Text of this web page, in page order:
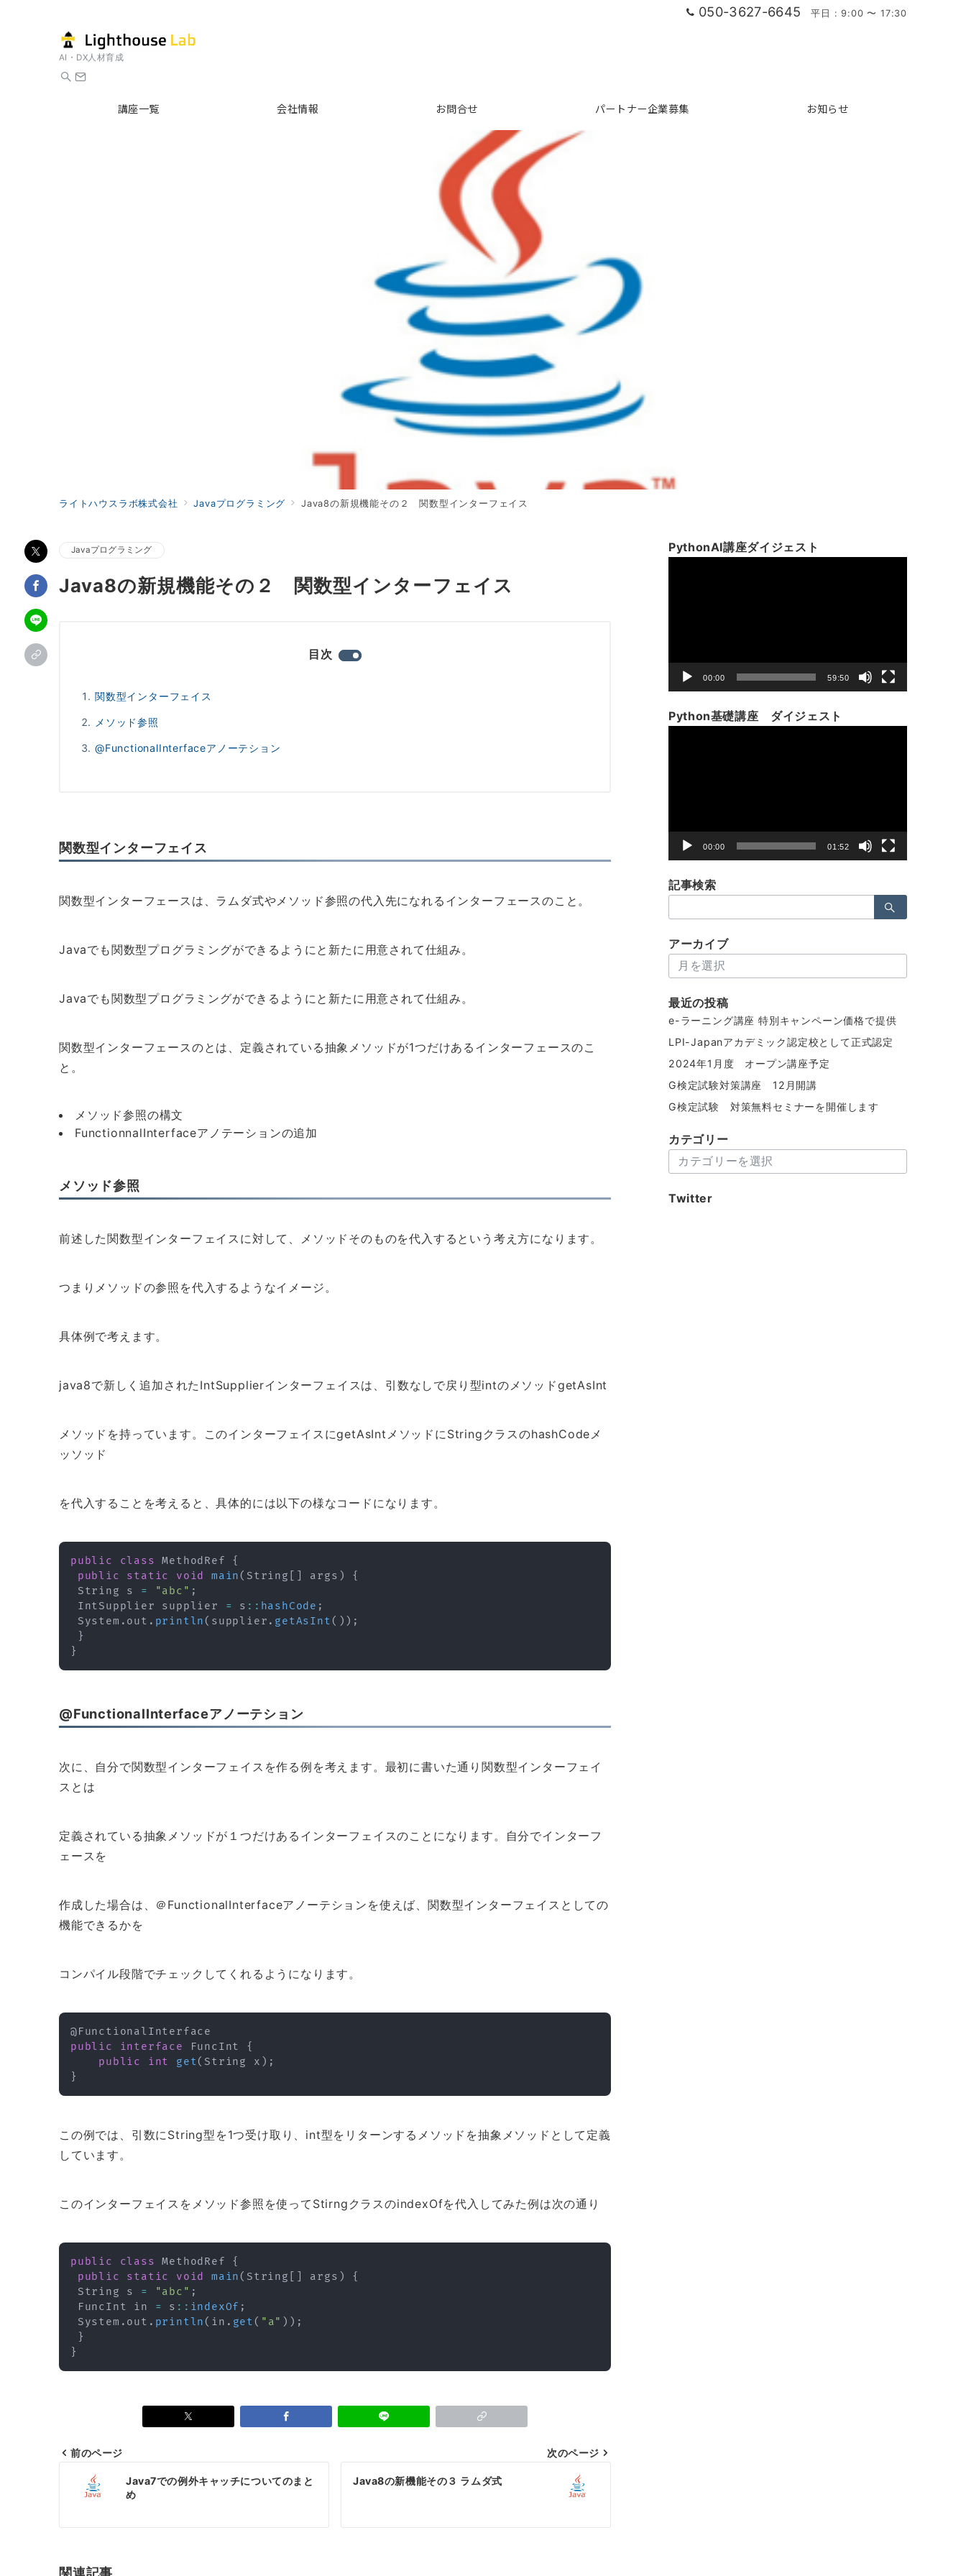
050-3627-6645 平日 : 9:00 〜 17:30
AI・DX人材育成
講座一覧 会社情報 お問合せ パートナー企業募集 お知らせ
ライトハウスラボ株式会社 Javaプログラミング Java8の新規機能その２ 関数型インターフェイス
Javaプログラミング
Java8の新規機能その２ 関数型インターフェイス
目次
関数型インターフェイス
メソッド参照
@FunctionalInterfaceアノーテション
関数型インターフェイス
関数型インターフェースは、ラムダ式やメソッド参照の代入先になれるインターフェースのこと。
Javaでも関数型プログラミングができるようにと新たに用意されて仕組み。
Javaでも関数型プログラミングができるようにと新たに用意されて仕組み。
関数型インターフェースのとは、定義されている抽象メソッドが1つだけあるインターフェースのこ
と。
メソッド参照の構文
FunctionnalInterfaceアノテーションの追加
メソッド参照
前述した関数型インターフェイスに対して、メソッドそのものを代入するという考え方になります。
つまりメソッドの参照を代入するようなイメージ。
具体例で考えます。
java8で新しく追加されたIntSupplierインターフェイスは、引数なしで戻り型intのメソッドgetAsInt
メソッドを持っています。このインターフェイスにgetAsIntメソッドにStringクラスのhashCodeメ
ッソッド
を代入することを考えると、具体的には以下の様なコードになります。
public class MethodRef
{
public
static void main ( String args )
{
String s = "abc" ;
IntSupplier supplier = s :: hashCode ;
System . out . println ( supplier . getAsInt ( ) ) ;
}
}
@FunctionalInterfaceアノーテション
次に、自分で関数型インターフェイスを作る例を考えます。最初に書いた通り関数型インターフェイ
スとは
定義されている抽象メソッドが１つだけあるインターフェイスのことになります。自分でインターフ
ェースを
作成した場合は、＠FunctionalInterfaceアノーテションを使えば、関数型インターフェイスとしての
機能できるかを
コンパイル段階でチェックしてくれるようになります。
@FunctionalInterface
public
interface FuncInt
{
public
int get( String x ) ;
}
この例では、引数にString型を1つ受け取り、int型をリターンするメソッドを抽象メソッドとして定義
しています。
このインターフェイスをメソッド参照を使ってStirngクラスのindexOfを代入してみた例は次の通り
public class MethodRef
{
public
static void main ( String args )
{
String s = "abc" ;
FuncInt in = s :: indexOf ;
System . out . println ( in . get ( "a" ) ) ;
}
}
ゲ
前のページ
Java7での例外キャッチについてのまと
め
次のページ
Java8の新機能その３ ラムダ式
関連記事
PythonAI講座ダイジェスト
00:00 59:50
Python基礎講座 ダイジェスト
00:00 01:52
記事検索
索：
アーカイブ
ー
イ
ブ
最近の投稿
e-ラーニング講座 特別キャンペーン価格で提供
LPI-Japanアカデミック認定校として正式認定
2024年1月度 オープン講座予定
G検定試験対策講座 12月開講
G検定試験 対策無料セミナーを開催します
カテゴリー
テ
リ
Twitter